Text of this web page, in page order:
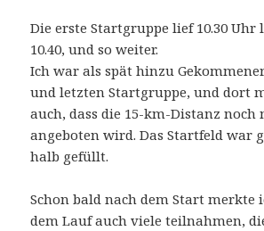
Die erste Startgruppe lief 10.30 Uhr
10.40, und so weiter.
Ich war als spät hinzu
und letzten Startgruppe, und dort
auch, dass die 15-km-Distanz noch
angeboten wird. Das Startfeld war
halb gefüllt.
Schon bald nach dem Start merkte
dem Lauf auch viele teilnahmen,